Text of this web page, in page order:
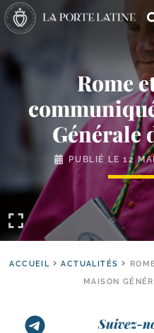
Rome
Générale
PUBLIÉ LE12
ACCUEIL ACTUALITÉS
MAISON
Suivez-